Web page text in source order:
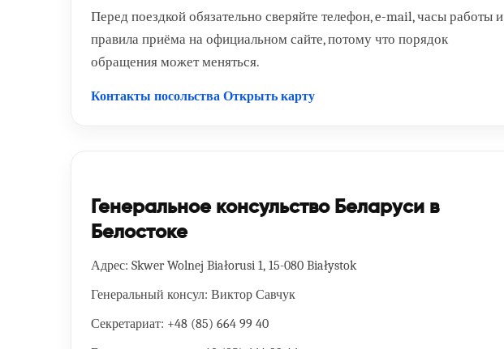
Перед поездкой обязательно сверяйте телефон, e-mail, часы работы и
правила приёма на официальном сайте, потому что порядок
обращения может меняться.
Контакты посольства Открыть карту
Генеральное консульство Беларуси в
Белостоке
Адрес: Skwer Wolnej Białorusi 1, 15-080 Białystok
Генеральный консул: Виктор Савчук
Секретариат: +48 (85) 664 99 40